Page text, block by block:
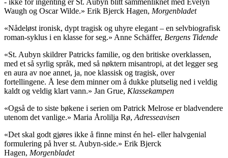
- ikke for ingenting er St. Aubyn blitt sammenliknet med Evelyn
Waugh og Oscar Wilde.» Erik Bjerck Hagen, Morgenbladet
«Nådeløst ironisk, dypt tragisk og uhyre elegant – en selvbiografisk
roman-syklus i en klasse for seg.» Anne Schäffer, Bergens Tidende
«St. Aubyn skildrer Patricks familie, og den britiske overklassen,
med et så syrlig språk, med så nøktern misantropi, at det legger seg
en aura av noe annet, ja, noe klassisk og tragisk, over
fortellingene. Å lese dem minner om å dukke plutselig ned i veldig
kaldt og veldig klart vann.» Jan Grue, Klassekampen
«Også de to siste bøkene i serien om Patrick Melrose er bladvendere
utenom det vanlige.» Maria Årolilja Rø, Adresseavisen
«Det skal godt gjøres ikke å finne minst én hel- eller halvgenial
formulering på hver st. Aubyn-side.» Erik Bjerck
Hagen, Morgenbladet